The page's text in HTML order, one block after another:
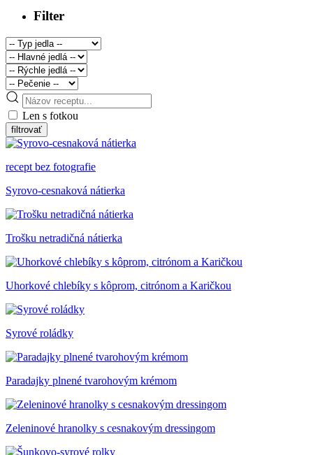
Filter
Len s fotkou
recept bez fotografie
Syrovo-cesnaková nátierka
Trošku netradičná nátierka
Uhorkové chlebíky s kôprom, citrónom a Karičkou
Syrové roládky
Paradajky plnené tvarohovým krémom
Zeleninové hranolky s cesnakovým dressingom